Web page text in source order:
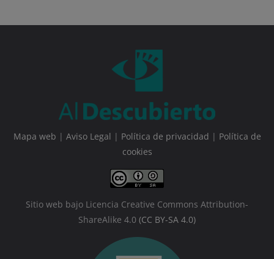
Mapa web | Aviso Legal | Política de privacidad | Política de
cookies
Sitio web bajo Licencia Creative Commons Attribution-
ShareAlike 4.0 (CC BY-SA 4.0)